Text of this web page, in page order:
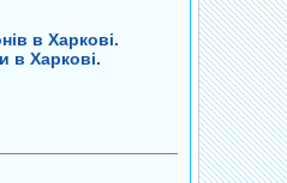
в Харкові.
в Харкові.